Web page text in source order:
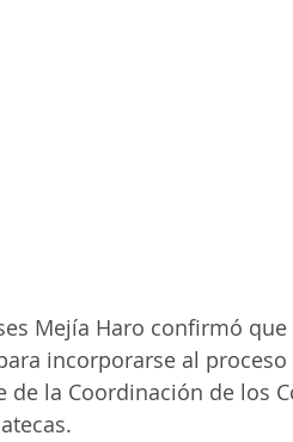
Mejía Haro confirmó
incorporarse al
de la Coordinación de los